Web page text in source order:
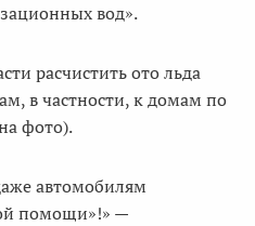
вод».
расчистить ото льда
в частности, к домам по
фото).
автомобилям
помощи»!» —